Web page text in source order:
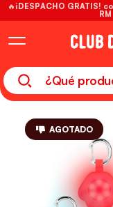
AGOTADO
🔥¡DESPACHO GRATIS!
RM